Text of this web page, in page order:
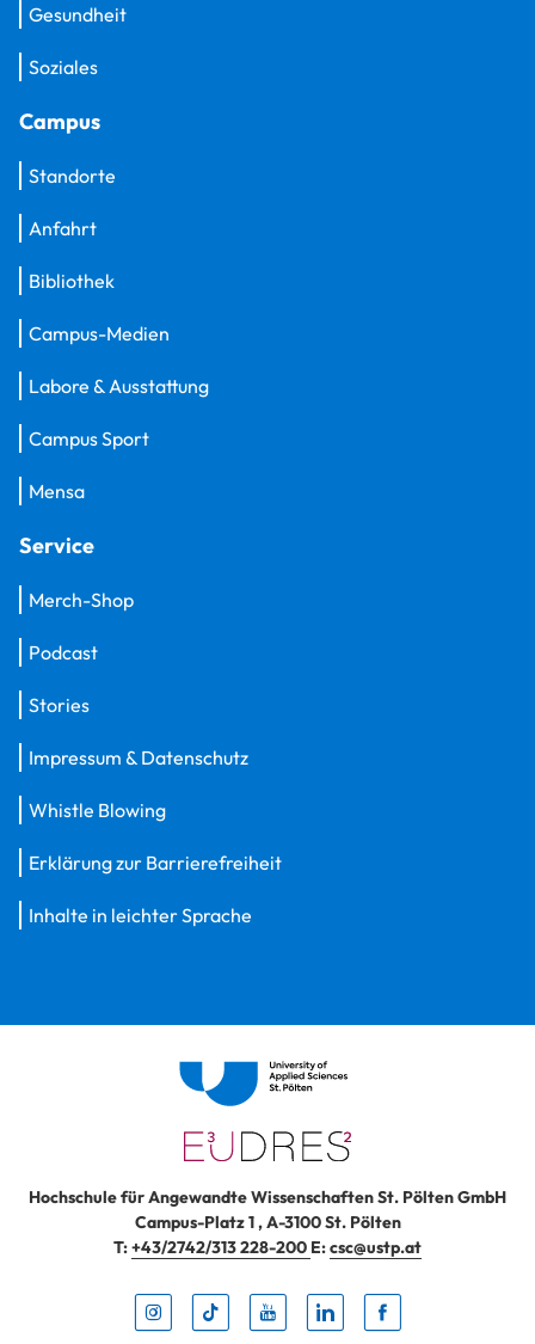
Gesundheit
Soziales
Campus
Standorte
Anfahrt
Bibliothek
Campus-Medien
Labore & Ausstattung
Campus Sport
Mensa
Service
Merch-Shop
Podcast
Stories
Impressum & Datenschutz
Whistle Blowing
Erklärung zur Barrierefreiheit
Inhalte in leichter Sprache
Hochschule für Angewandte Wissenschaften St. Pölten GmbH
Campus-Platz 1,A-3100St. Pölten
T:+43/2742/313 228-200 E:csc@ustp.at